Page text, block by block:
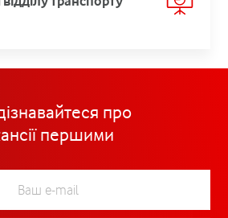
про
першими